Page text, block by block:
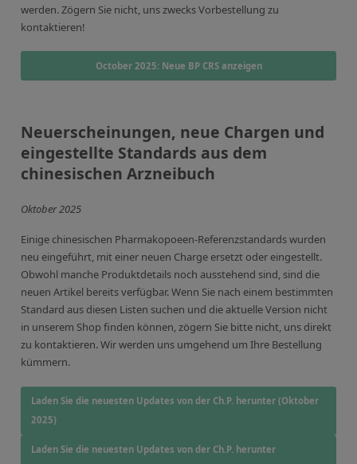
werden. Zögern Sie nicht, uns zwecks Vorbestellung zu
kontaktieren!
October 2025: Neue BP CRS anzeigen
Neuerscheinungen, neue Chargen und
eingestellte Standards aus dem
chinesischen Arzneibuch
Oktober 2025
Einige chinesischen Pharmakopoeen-Referenzstandards wurden
neu eingeführt, mit einer neuen Charge ersetzt oder eingestellt.
Obwohl manche Produktdetails noch ausstehend sind, sind die
neuen Artikel bereits verfügbar. Wenn Sie nach einem bestimmten
Standard aus diesen Listen suchen und die aktuelle Version nicht
in unserem Shop finden können, zögern Sie bitte nicht, uns direkt
zu kontaktieren. Wir werden uns umgehend um Ihre Bestellung
kümmern.
Laden Sie die neuesten Updates von der Ch.P. herunter (Oktober
2025)
Laden Sie die neuesten Updates von der Ch.P. herunter